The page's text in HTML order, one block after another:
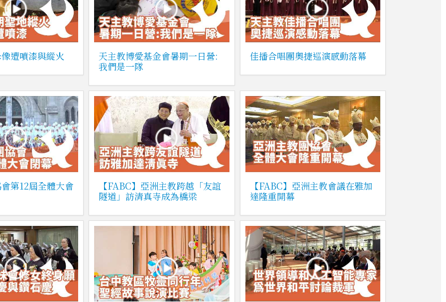
遭噴漆與縱火
天主教博愛基金會暑期一日營:
我們是一隊
佳播合唱團奧捷巡演感動落幕
第12屆全體大會
【FABC】亞洲主教跨越「友誼
隧道」訪清真寺成為橋梁
【FABC】亞洲主教會議在雅加
達隆重開幕